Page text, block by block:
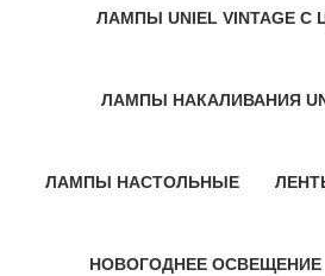
ЛАМПЫ UNIEL VINTAGE С
ЛАМПЫ НАКАЛИВАНИЯ
ЛАМПЫ НАСТОЛЬНЫЕ
НОВОГОДНЕЕ ОСВЕЩЕНИЕ